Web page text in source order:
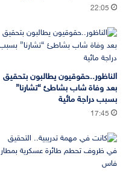
22:05
الناظور..حقوقيون يطالبون بتحقيق
بعد وفاة شاب بشاطئ “تشارنا”
بسبب دراجة مائية
17:45